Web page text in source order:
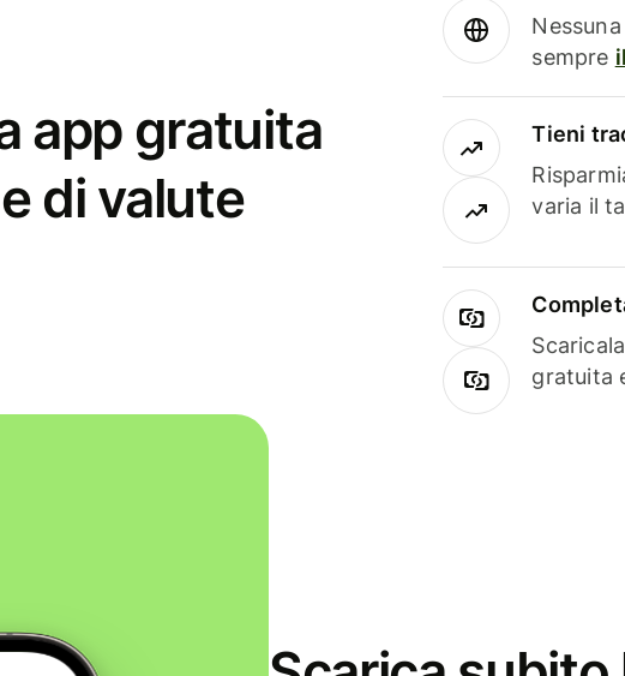
app gratuita
di valute
sempre
Tieni
varia il
gratuita